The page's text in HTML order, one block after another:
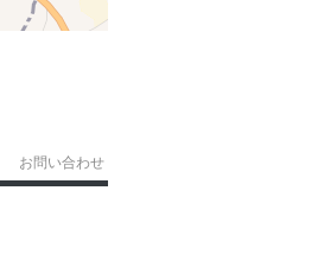
お問い合わせ